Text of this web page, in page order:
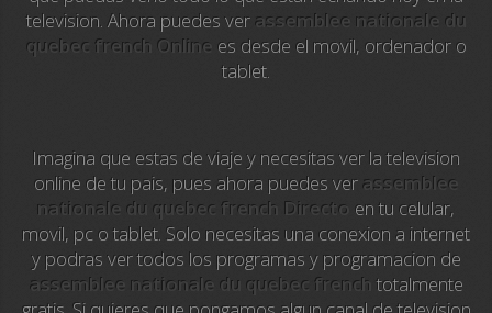
Sky News
EuroSport
Viasat Sport
M20 Music
BBC World News
television. Ahora puedes verassemblee nationale du
quebec french Online es desde el movil, ordenador o
tablet.
Imagina que estas de viaje y necesitas ver la television
online de tu pais, pues ahora puedes verassemblee
nationale du quebec french Directo en tu celular,
movil, pc o tablet. Solo necesitas una conexion a internet
y podras ver todos los programas y programacion de
assemblee nationale du quebec frenchtotalmente